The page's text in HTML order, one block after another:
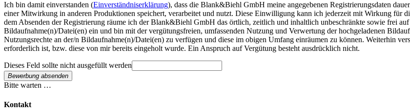
Ich bin damit einverstanden (Einverständniserklärung), dass die Blank&Biehl GmbH meine angegebenen Registrierungsdaten
einer Mitwirkung in anderen Produktionen speichert, verarbeitet und nutzt. Diese Einwilligung kann ich jederzeit mit Wirkung für
dem Absenden der Registrierung räume ich der Blank&Biehl GmbH das örtlich, zeitlich und inhaltlich unbeschränkte sowie frei
Bildaufnahme(n)/Datei(en) ein und bin mit der vergütungsfreien, umfassenden Nutzung und Verwertung der hochgeladenen
Nutzungsrechte an der/n Bildaufnahme(n)/Datei(en) zu verfügen und diese im obigen Umfang einräumen zu können. Weiterhin
erforderlich ist, bzw. diese von mir bereits eingeholt wurde. Ein Anspruch auf Vergütung besteht ausdrücklich nicht.
Dieses Feld sollte nicht ausgefüllt werden
Bewerbung absenden
Bitte warten …
Kontakt